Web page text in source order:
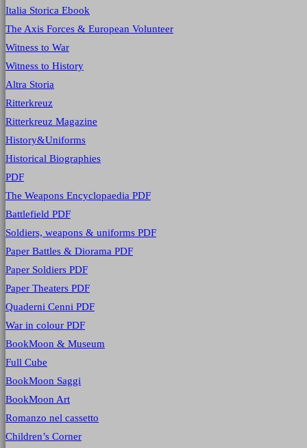
Italia Storica Ebook
The Axis Forces & European Volunteer
Witness to War
Witness to History
Altra Storia
Ritterkreuz
Ritterkreuz Magazine
History&Uniforms
Historical Biographies
PDF
The Weapons Encyclopaedia PDF
Battlefield PDF
Soldiers, weapons & uniforms PDF
Paper Battles & Diorama PDF
Paper Soldiers PDF
Paper Theaters PDF
Quaderni Cenni PDF
War in colour PDF
BookMoon & Museum
Full Cube
BookMoon Saggi
BookMoon Art
Romanzo nel cassetto
Children’s Corner